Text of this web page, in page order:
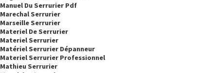
Manuel Du Serrurier Pdf
Marechal Serrurier
Marseille Serrurier
Materiel De Serrurier
Materiel Serrurier
Matériel Serrurier Dépanneur
Materiel Serrurier Professionnel
Mathieu Serrurier